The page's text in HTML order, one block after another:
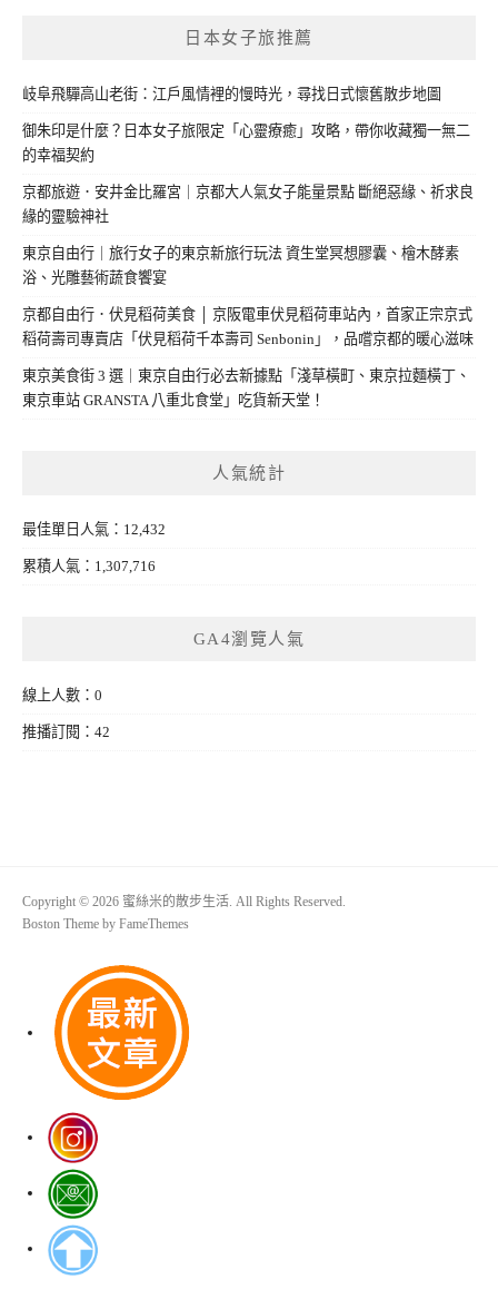
日本女子旅推薦
岐阜飛驒高山老街：江戶風情裡的慢時光，尋找日式懷舊散步地圖
御朱印是什麼？日本女子旅限定「心靈療癒」攻略，帶你收藏獨一無二
的幸福契約
京都旅遊．安井金比羅宮｜京都大人氣女子能量景點 斷絕惡緣、祈求良
緣的靈驗神社
東京自由行｜旅行女子的東京新旅行玩法 資生堂冥想膠囊、檜木酵素
浴、光雕藝術蔬食饗宴
京都自由行．伏見稻荷美食 │ 京阪電車伏見稻荷車站內，首家正宗京式
稻荷壽司專賣店「伏見稻荷千本壽司 Senbonin」，品嚐京都的暖心滋味
東京美食街 3 選｜東京自由行必去新據點「淺草橫町、東京拉麵橫丁、
東京車站 GRANSTA 八重北食堂」吃貨新天堂！
人氣統計
最佳單日人氣：12,432
累積人氣：1,307,716
GA4瀏覽人氣
線上人數：0
推播訂閱：42
Copyright © 2026 蜜絲米的散步生活. All Rights Reserved.
Boston Theme by FameThemes